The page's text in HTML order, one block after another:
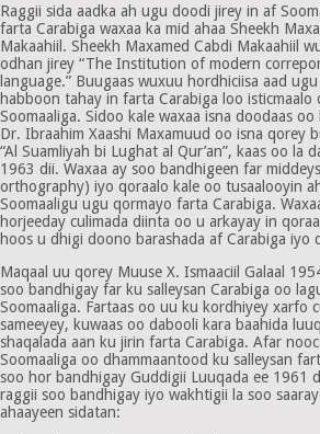
Raggii sida aadka ah ugu doodi jirey in af
farta Carabiga waxaa ka mid ahaa Sheekh
Makaahiil. Sheekh Maxamed Cabdi Makaahiil
odhan jirey “The Institution of modern
language.” Buugaas wuxuu hordhiciisa aad
habboon tahay in farta Carabiga loo isticmaalo
Soomaaliga. Sidoo kale waxaa isna doodaas
Dr. Ibraahim Xaashi Maxamuud oo isna qorey
“Al Suamliyah bi Lughat al Qur’an”, kaas oo la
1963 dii. Waxaa ay soo bandhigeen far
orthography) iyo qoraalo kale oo tusaalooyin
Soomaaligu ugu qormayo farta Carabiga.
horjeeday culimada diinta oo u arkayay in
hoos u dhigi doono barashada af Carabiga iyo
Maqaal uu qorey Muuse X. Ismaaciil Galaal
soo bandhigay far ku salleysan Carabiga oo
Soomaaliga. Fartaas oo uu ku kordhiyey xarfo
sameeyey, kuwaas oo dabooli kara baahida
shaqalada aan ku jirin farta Carabiga. Afar
Soomaaliga oo dhammaantood ku salleysan
soo hor bandhigay Guddigii Luuqada ee 1961
raggii soo bandhigay iyo wakhtigii la soo
ahaayeen sidatan: